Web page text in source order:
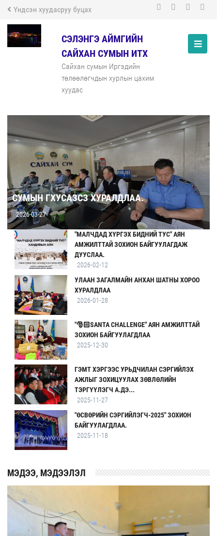
Үндсэн хуудасруу буцах
СЭЛЭНГЭ АЙМГИЙН
САЙХАН СУМЫН ИТХ
Сайхан сумын Иргэдийн
төлөөлөгчдын хурлын цахим
хуудас
СУМЫН ГХУСАЗСЗ ХУРАЛДЛАА.
2026-03-27
"МАЛЧДАД ХҮРГЭХ БИДНИЙ ТУС" АЯН
АМЖИЛТТАЙ ЗОХИОН БАЙГУУЛАГДАЖ
ДУУСЛАА.
2026-02-12
УЛААН ЗАГАЛМАЙН АНХАН ШАТНЫ ХОРОО
ХУРАЛДЛАА
2026-01-28
"🎅🏻SANTA CHALLENGE" АЯН АМЖИЛТТАЙ
ЗОХИОН БАЙГУУЛАГДЛАА
2025-12-30
ГЭМТ ХЭРГЭЭС УРЬДЧИЛАН СЭРГИЙЛЭХ
АЖЛЫГ ЗОХИЦУУЛАХ ЗӨВЛӨЛИЙН
ТЭРГҮҮЛЭГЧ А.ДЭ...
2025-11-27
"ӨСВӨРИЙН СЭРГИЙЛЭГЧ-2025" ЗОХИОН
БАЙГУУЛАГДЛАА.
2025-11-18
MЭДЭЭ, МЭДЭЭЛЭЛ